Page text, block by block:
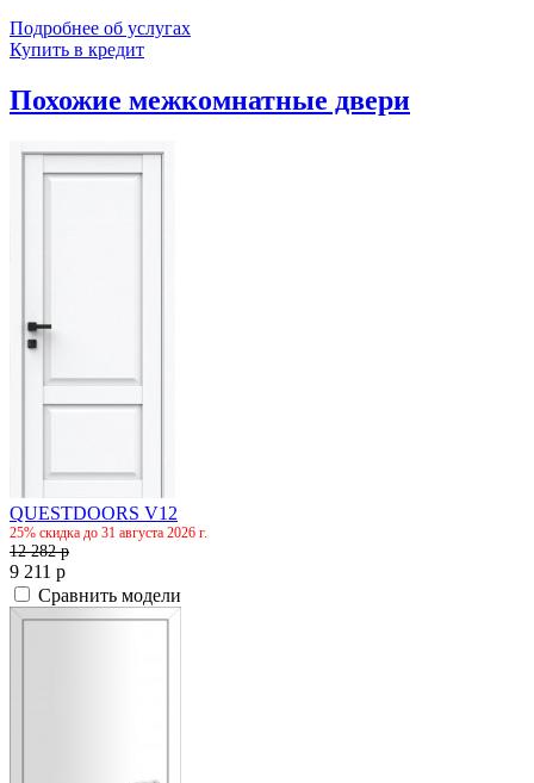
Подробнее об услугах
Купить в кредит
Похожие межкомнатные двери
QUESTDOORS V12
25% скидка до 31 августа 2026 г.
12 282p
9 211 p
Сравнить модели